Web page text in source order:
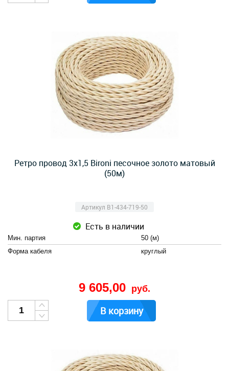
Ретро провод 3х1,5 Bironi песочное золото матовый
(50м)
Артикул B1-434-719-50
Есть в наличии
Мин. партия
50 (м)
Форма кабеля
круглый
9 605,00 руб.
В корзину